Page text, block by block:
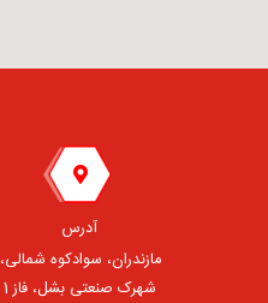
آدرس
مازندران، سوادکوه شمالی،
شهرک صنعتی بشل، فاز 1